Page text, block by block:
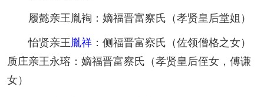
履懿亲王胤裪：嫡福晋富察氏（孝贤皇后堂姐）
怡贤亲王胤祥 ：侧福晋富察氏（佐领僧格之女）
质庄亲王永瑢：嫡福晋富察氏（孝贤皇后侄女，傅谦
女）